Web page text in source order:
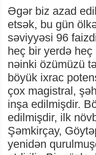
Əgər biz azad
etsək, bu gün
səviyyəsi 96
heç bir yerdə
nəinki özümüzü
böyük ixrac
çox magistral,
inşa edilmişdir.
edilmişdir, ilk
Şəmkirçay,
yenidən